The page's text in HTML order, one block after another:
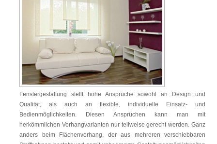
Fenstergestaltung stellt hohe Ansprüche sowohl an Design und
Qualität, als auch an flexible, individuelle Einsatz- und
Bedienmöglichkeiten. Diesen Ansprüchen kann man mit
herkömmlichen Vorhangvarianten nur teilweise gerecht werden. Ganz
anders beim Flächenvorhang, der aus mehreren verschiebbaren